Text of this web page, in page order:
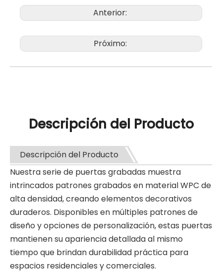
Anterior:
Próximo:
Descripción del Producto
Descripción del Producto
Nuestra serie de puertas grabadas muestra
intrincados patrones grabados en material WPC de
alta densidad, creando elementos decorativos
duraderos. Disponibles en múltiples patrones de
diseño y opciones de personalización, estas puertas
mantienen su apariencia detallada al mismo
tiempo que brindan durabilidad práctica para
espacios residenciales y comerciales.